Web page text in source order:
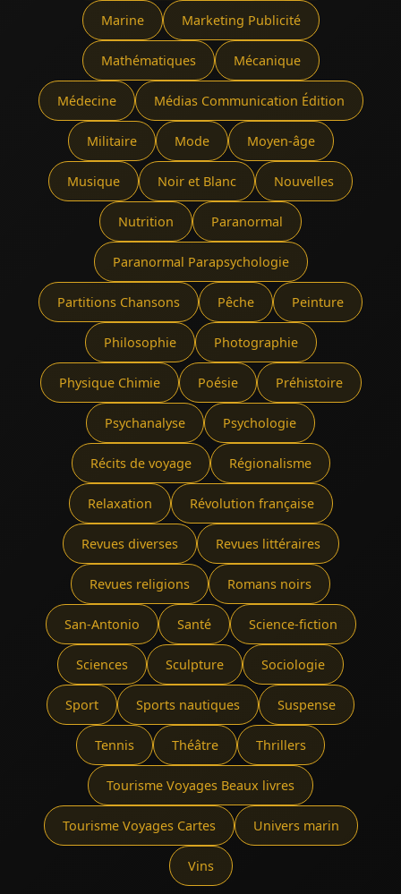
Marine Marketing Publicité
Mathématiques Mécanique
Médecine Médias Communication Édition
Militaire Mode Moyen-âge
Musique Noir et Blanc Nouvelles
Nutrition Paranormal
Paranormal Parapsychologie
Partitions Chansons Pêche Peinture
Philosophie Photographie
Physique Chimie Poésie Préhistoire
Psychanalyse Psychologie
Récits de voyage Régionalisme
Relaxation Révolution française
Revues diverses Revues littéraires
Revues religions Romans noirs
San-Antonio Santé Science-fiction
Sciences Sculpture Sociologie
Sport Sports nautiques Suspense
Tennis Théâtre Thrillers
Tourisme Voyages Beaux livres
Tourisme Voyages Cartes Univers marin
Vins